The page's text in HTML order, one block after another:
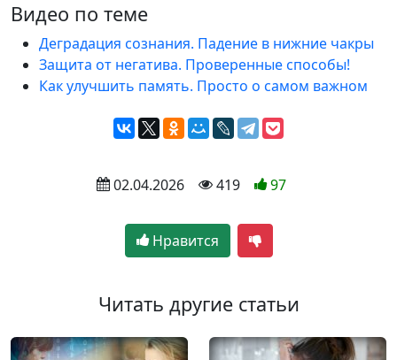
Видео по теме
Деградация сознания. Падение в нижние чакры
Защита от негатива. Проверенные способы!
Как улучшить память. Просто о самом важном
02.04.2026 419 97
Нравится
Читать другие статьи